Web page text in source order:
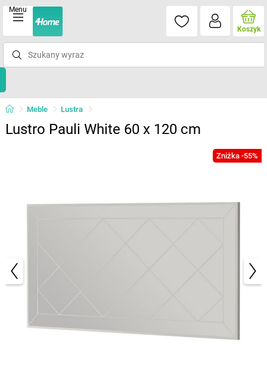
Menu
Koszyk
Meble Lustra
Lustro Pauli White 60 x 120 cm
Zniżka -55%